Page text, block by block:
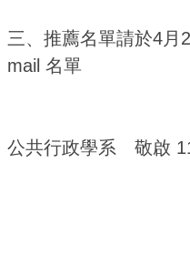
三、推薦名單請於4月
mail 名單
公共行政學系 敬啟